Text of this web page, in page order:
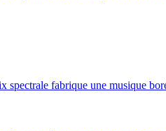
spectrale fabrique une musique